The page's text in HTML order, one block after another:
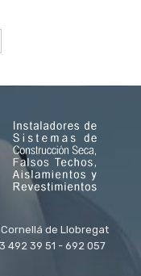
de Llobregat
51 - 692 057